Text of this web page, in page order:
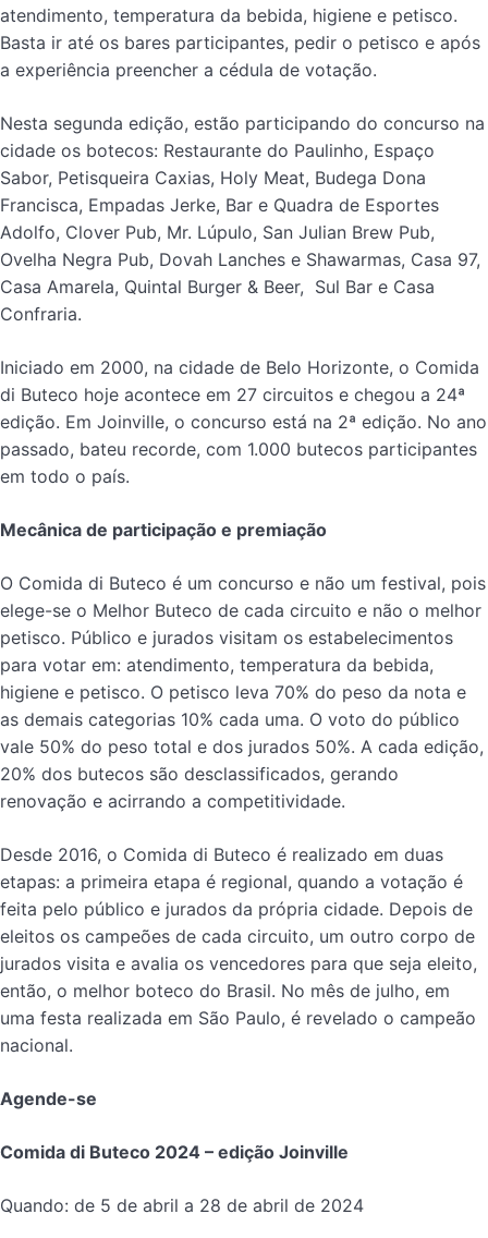
atendimento, temperatura da bebida, higiene e petisco.
Basta ir até os bares participantes, pedir o petisco e após
a experiência preencher a cédula de votação.
Nesta segunda edição, estão participando do concurso na
cidade os botecos: Restaurante do Paulinho, Espaço
Sabor, Petisqueira Caxias, Holy Meat, Budega Dona
Francisca, Empadas Jerke, Bar e Quadra de Esportes
Adolfo, Clover Pub, Mr. Lúpulo, San Julian Brew Pub,
Ovelha Negra Pub, Dovah Lanches e Shawarmas, Casa 97,
Casa Amarela, Quintal Burger & Beer, Sul Bar e Casa
Confraria.
Iniciado em 2000, na cidade de Belo Horizonte, o Comida
di Buteco hoje acontece em 27 circuitos e chegou a 24ª
edição. Em Joinville, o concurso está na 2ª edição. No ano
passado, bateu recorde, com 1.000 butecos participantes
em todo o país.
Mecânica de participação e premiação
O Comida di Buteco é um concurso e não um festival, pois
elege-se o Melhor Buteco de cada circuito e não o melhor
petisco. Público e jurados visitam os estabelecimentos
para votar em: atendimento, temperatura da bebida,
higiene e petisco. O petisco leva 70% do peso da nota e
as demais categorias 10% cada uma. O voto do público
vale 50% do peso total e dos jurados 50%. A cada edição,
20% dos butecos são desclassificados, gerando
renovação e acirrando a competitividade.
Desde 2016, o Comida di Buteco é realizado em duas
etapas: a primeira etapa é regional, quando a votação é
feita pelo público e jurados da própria cidade. Depois de
eleitos os campeões de cada circuito, um outro corpo de
jurados visita e avalia os vencedores para que seja eleito,
então, o melhor boteco do Brasil. No mês de julho, em
uma festa realizada em São Paulo, é revelado o campeão
nacional.
Agende-se
Comida di Buteco 2024 – edição Joinville
Quando: de 5 de abril a 28 de abril de 2024